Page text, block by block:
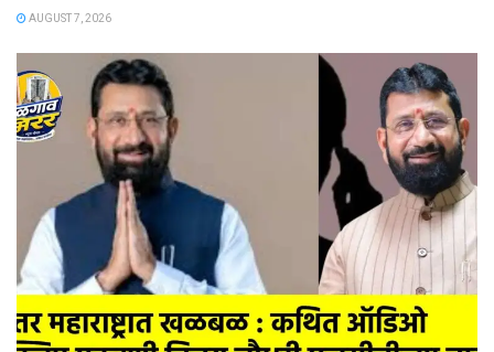
AUGUST 7, 2026